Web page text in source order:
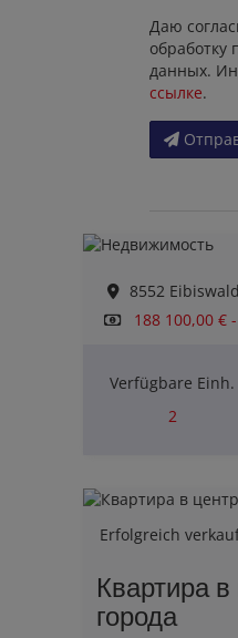
Даю
обработку
данных.
ссылке.
8552 Eibiswald
188 100,00 €
Verfügbare Einh.
2
Erfolgreich
Квартира
города